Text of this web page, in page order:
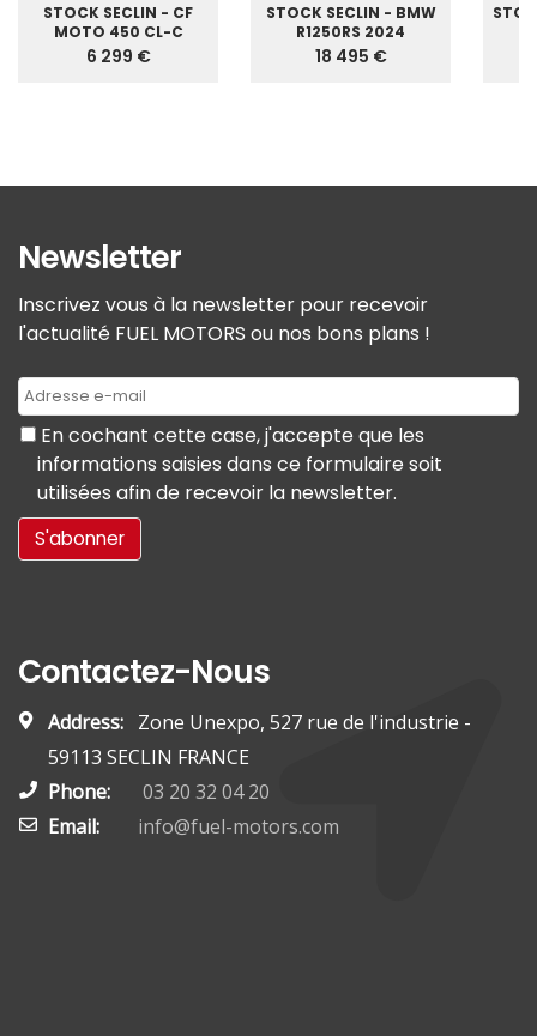
STOCK SECLIN - CF
MOTO 450 CL-C
6 299 €
STOCK SECLIN - BMW
R1250RS 2024
18 495 €
Newsletter
Inscrivez vous à la newsletter pour recevoir
l'actualité FUEL MOTORS ou nos bons plans !
En cochant cette case, j'accepte que les
informations saisies dans ce formulaire soit
utilisées afin de recevoir la newsletter.
Contactez-Nous
Address: Zone Unexpo, 527 rue de l'industrie -
59113 SECLIN FRANCE
Phone:
03 20 32 04 20
Email:
info@fuel-motors.com